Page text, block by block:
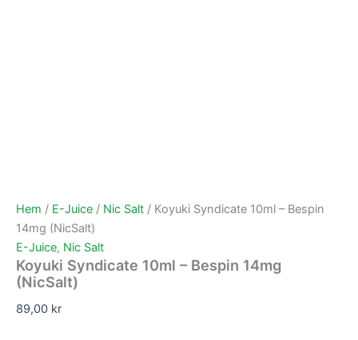
Hem / E-Juice / Nic Salt / Koyuki Syndicate 10ml – Bespin
14mg (NicSalt)
E-Juice, Nic Salt
Koyuki Syndicate 10ml – Bespin 14mg
(NicSalt)
89,00 kr